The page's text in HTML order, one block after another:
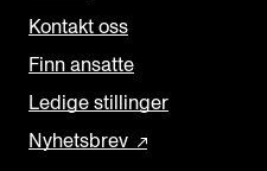
Kontakt oss
Finn ansatte
Ledige stillinger
Nyhetsbrev